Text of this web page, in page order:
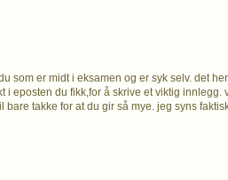
som er midt i eksamen og er syk selv. det
i eposten du fikk,for å skrive et viktig innlegg.
bare takke for at du gir så mye. jeg syns